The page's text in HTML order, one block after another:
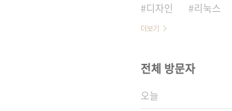
디자인
리눅스
더보기
전체 방문자
오늘